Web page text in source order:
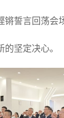
锵誓言回荡会
坚定决心。